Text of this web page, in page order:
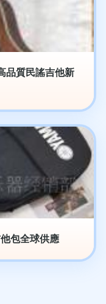
品質民謠吉他新
包全球供應